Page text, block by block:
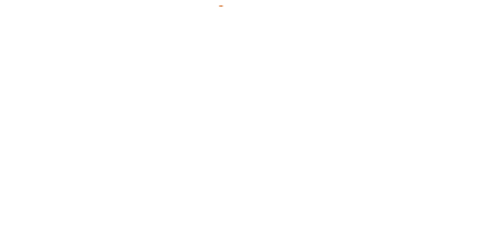
info@sotizz.ru